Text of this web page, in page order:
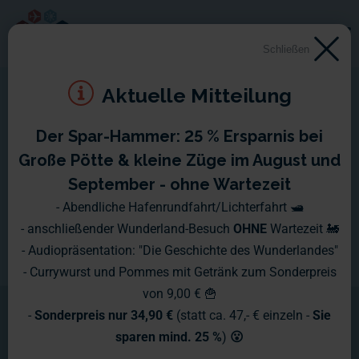
Schließen
Aktuelle Mitteilung
Der Spar-Hammer: 25 % Ersparnis bei
Große Pötte & kleine Züge im August und
September - ohne Wartezeit
- Abendliche Hafenrundfahrt/Lichterfahrt 🛥️
- anschließender Wunderland-Besuch OHNE Wartezeit 🚂
- Audiopräsentation: "Die Geschichte des Wunderlandes"
- Currywurst und Pommes mit Getränk zum Sonderpreis
von 9,00 € 🍟
- Sonderpreis nur 34,90 € (statt ca. 47,- € einzeln - Sie
sparen mind. 25 %) 😮